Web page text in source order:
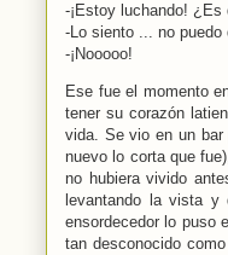
-¡Estoy luchando!
-Lo siento ... no
-¡Nooooo!
Ese fue el momento
tener su corazón
vida. Se vio en un bar
nuevo lo corta que
no hubiera vivido
levantando la vista y
ensordecedor lo puso
tan desconocido